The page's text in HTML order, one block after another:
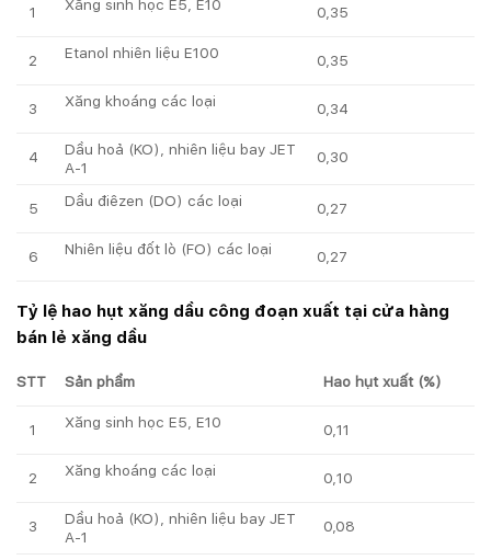
1 Xăng sinh học E5, E10 0,35
2 Etanol nhiên liệu E100 0,35
3 Xăng khoáng các loại 0,34
4
Dầu hoả (KO), nhiên liệu bay JET
A-1
0,30
5 Dầu điêzen (DO) các loại 0,27
6 Nhiên liệu đốt lò (FO) các loại 0,27
Tỷ lệ hao hụt xăng dầu công đoạn xuất tại cửa hàng
bán lẻ xăng dầu
STT Sản phẩm Hao hụt xuất (%)
1 Xăng sinh học E5, E10 0,11
2 Xăng khoáng các loại 0,10
3
Dầu hoả (KO), nhiên liệu bay JET
A-1
0,08